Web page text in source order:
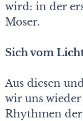
wird: in der
Moser.
Sich vom
Aus diesen
wir uns
Rhythmen